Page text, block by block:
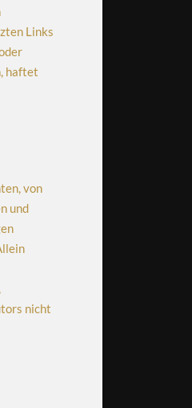
Links
haftet
von
und
nicht